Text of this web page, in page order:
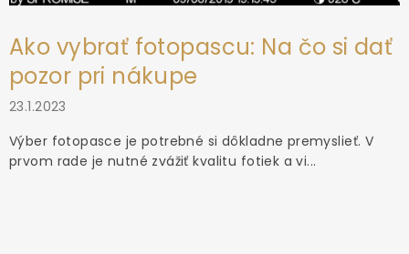
Ako vybrať fotopascu: Na čo si dať
pozor pri nákupe
23.1.2023
Výber fotopasce je potrebné si dôkladne premyslieť. V
prvom rade je nutné zvážiť kvalitu fotiek a vi...